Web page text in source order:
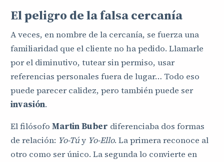
El peligro de la falsa cercanía
A veces, en nombre de la cercanía, se fuerza una
familiaridad que el cliente no ha pedido. Llamarle
por el diminutivo, tutear sin permiso, usar
referencias personales fuera de lugar… Todo eso
puede parecer calidez, pero también puede ser
invasión.
El filósofo Martin Buber diferenciaba dos formas
de relación: Yo-Túy Yo-Ello. La primera reconoce al
otro como ser único. La segunda lo convierte en